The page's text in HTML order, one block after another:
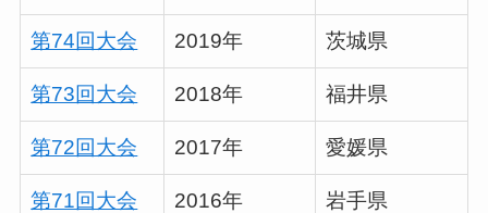
第74回大会 2019年 茨城県
第73回大会 2018年 福井県
第72回大会 2017年 愛媛県
第71回大会 2016年 岩手県